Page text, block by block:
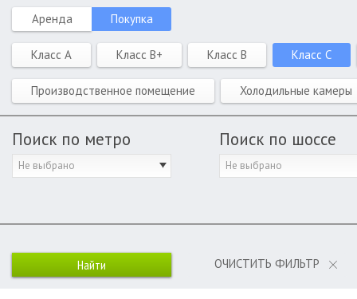
Аренда Покупка
Класс A Класс B+ Класс B Класс C
Производственное помещение Холодильные камеры
Поиск по метро
Не выбрано
Поиск по шоссе
Не выбрано
ОЧИСТИТЬ ФИЛЬТР